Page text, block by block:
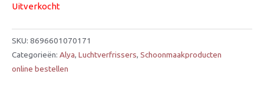
Uitverkocht
SKU: 8696601070171
Categorieën: Alya, Luchtverfrissers, Schoonmaakproducten
online bestellen